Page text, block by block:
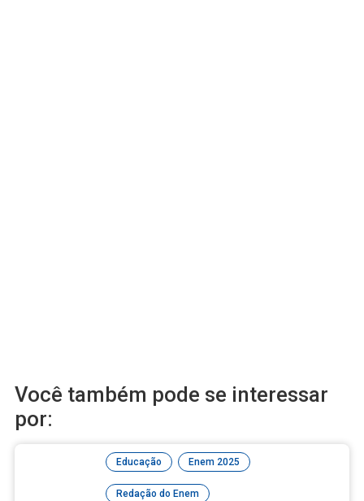
Você também pode se interessar
por:
Educação , Enem 2025
Redação do Enem